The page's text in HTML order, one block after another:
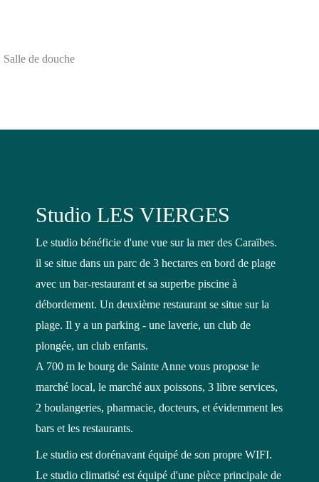
Salle de douche
Studio LES VIERGES
Le studio bénéficie d'une vue sur la mer des Caraïbes.
il se situe dans un parc de 3 hectares en bord de plage
avec un bar-restaurant et sa superbe piscine à
débordement. Un deuxième restaurant se situe sur la
plage. Il y a un parking - une laverie, un club de
plongée, un club enfants.
A 700 m le bourg de Sainte Anne vous propose le
marché local, le marché aux poissons, 3 libre services,
2 boulangeries, pharmacie, docteurs, et évidemment les
bars et les restaurants.
Le studio est dorénavant équipé de son propre WIFI.
Le studio climatisé est équipé d'une pièce principale de